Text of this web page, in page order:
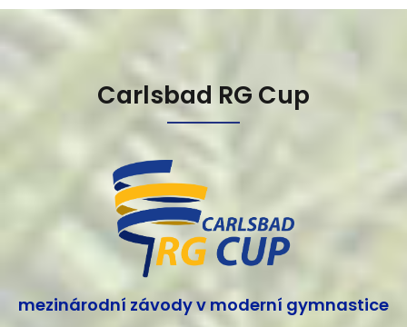
Carlsbad RG Cup
mezinárodní závody v moderní gymnastice